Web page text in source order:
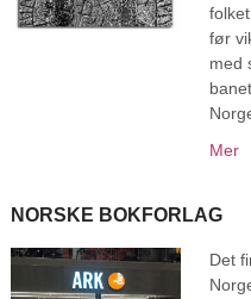
før
med
Mer
NORSKE BOKFORLAG
Det